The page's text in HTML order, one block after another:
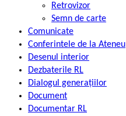
Retrovizor
Semn de carte
Comunicate
Conferintele de la Ateneu
Desenul interior
Dezbaterile RL
Dialogul generațiilor
Document
Documentar RL